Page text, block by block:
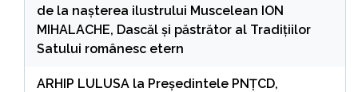
de la nașterea ilustrului Muscelean ION
MIHALACHE, Dascăl și păstrător al Tradițiilor
Satului românesc etern
ARHIP LULUSA la Președintele PNȚCD,